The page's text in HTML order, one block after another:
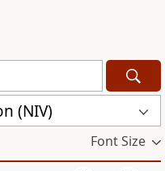
(NIV)
Font Size